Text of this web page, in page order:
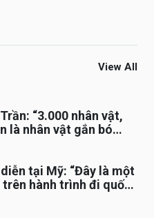
View All
“3.000 nhân vật,
là nhân vật gắn bó
tại Mỹ: “Đây là một
hành trình đi quốc